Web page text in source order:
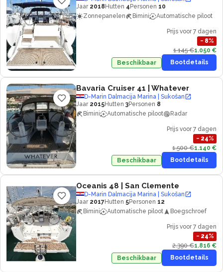
Jaar 2018 Hutten 4 Personen 10
Zonnepanelen
Bimini Automatische piloot
Prijs voor 7 dagen
− 8%
1.145 €1.050 €
Beschikbaar
Bootdetails
Bavaria Cruiser 41 | Whatever
D-Marin Dalmacija Marina | Sukošan
Jaar 2015Hutten 3Personen 8
Bimini
Automatische piloot Radar
Prijs voor 7 dagen
− 24%
1.500 €1.140 €
Beschikbaar
Bootdetails
Oceanis 48 | San Clemente
D-Marin Dalmacija Marina | Sukošan
Jaar 2017Hutten 5Personen 12
Bimini
Automatische piloot Boegschroef
Prijs voor 7 dagen
− 24%
2.390 €1.816 €
Beschikbaar
Bootdetails